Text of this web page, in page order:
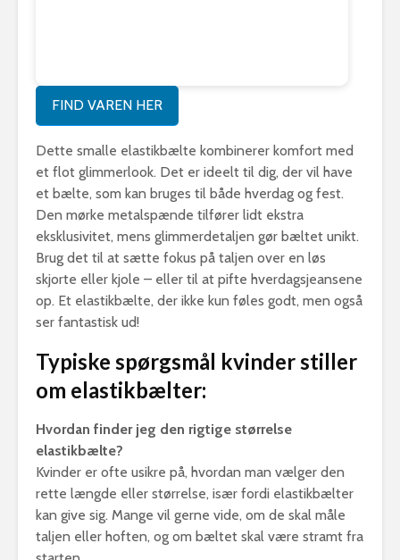
FIND VAREN HER
Dette smalle elastikbælte kombinerer komfort med
et flot glimmerlook. Det er ideelt til dig, der vil have
et bælte, som kan bruges til både hverdag og fest.
Den mørke metalspænde tilfører lidt ekstra
eksklusivitet, mens glimmerdetaljen gør bæltet unikt.
Brug det til at sætte fokus på taljen over en løs
skjorte eller kjole – eller til at pifte hverdagsjeansene
op. Et elastikbælte, der ikke kun føles godt, men også
ser fantastisk ud!
Typiske spørgsmål kvinder stiller
om elastikbælter:
Hvordan finder jeg den rigtige størrelse
elastikbælte?
Kvinder er ofte usikre på, hvordan man vælger den
rette længde eller størrelse, især fordi elastikbælter
kan give sig. Mange vil gerne vide, om de skal måle
taljen eller hoften, og om bæltet skal være stramt fra